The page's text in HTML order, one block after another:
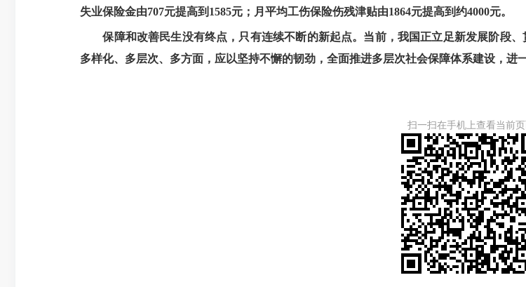
失业保险金由707元提高到1585元；月平均工伤保险伤残津贴由1864元提高到约4000元。
保障和改善民生没有终点，只有连续不断的新起点。当前，我国正立足新发展阶段
多样化、多层次、多方面，应以坚持不懈的韧劲，全面推进多层次社会保障体系建设，进
扫一扫在手机上查看当前